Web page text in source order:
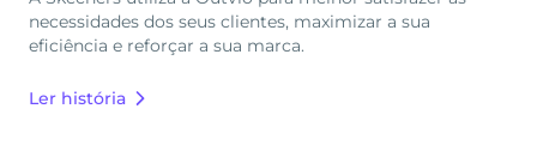
necessidades dos seus clientes, maximizar a sua
eficiência e reforçar a sua marca.
Ler história